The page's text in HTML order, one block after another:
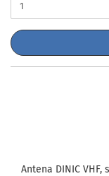
Antena DINIC VHF,